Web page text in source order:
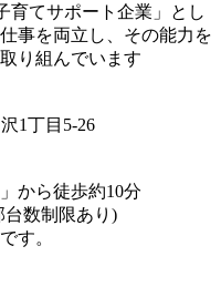
育てサポート企業」とし
事を両立し、その能力を
り組んでいます
1丁目5-26
から徒歩約10分
数制限あり)
す。